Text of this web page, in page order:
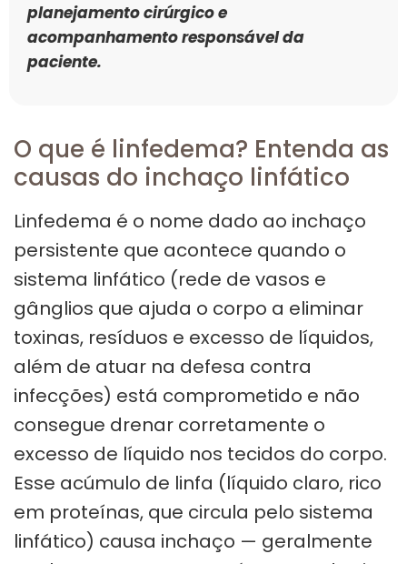
planejamento cirúrgico e
acompanhamento responsável da
paciente.
O que é linfedema? Entenda as
causas do inchaço linfático
Linfedema é o nome dado ao inchaço
persistente que acontece quando o
sistema linfático (rede de vasos e
gânglios que ajuda o corpo a eliminar
toxinas, resíduos e excesso de líquidos,
além de atuar na defesa contra
infecções) está comprometido e não
consegue drenar corretamente o
excesso de líquido nos tecidos do corpo.
Esse acúmulo de linfa (líquido claro, rico
em proteínas, que circula pelo sistema
linfático) causa inchaço — geralmente